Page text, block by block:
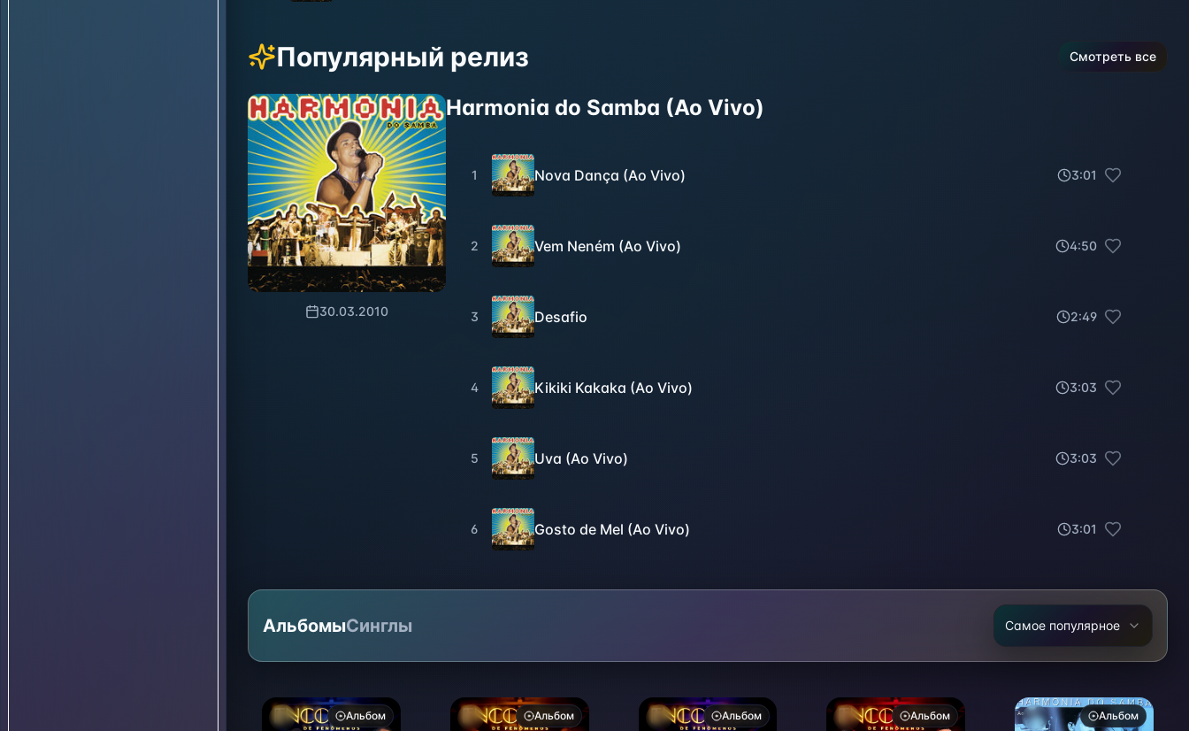
Популярный релиз Смотреть все
30.03.2010
Harmonia do Samba (Ao Vivo)
1 Nova Dança (Ao Vivo) 3:01
2 Vem Neném (Ao Vivo) 4:50
3 Desafio 2:49
4 Kikiki Kakaka (Ao Vivo) 3:03
5 Uva (Ao Vivo) 3:03
6 Gosto de Mel (Ao Vivo) 3:01
АльбомыСинглы Самое популярное
Альбом Альбом Альбом Альбом Альбом